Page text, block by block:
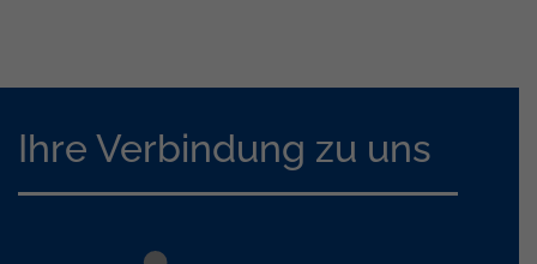
Ihre Verbindung zu uns